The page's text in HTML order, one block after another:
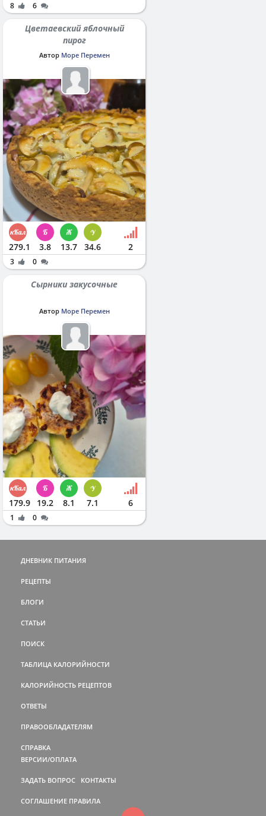
8 6
Цветаевский яблочный
пирог
Автор Море Перемен
279.1 3.8 13.7 34.6 2
3 0
Сырники закусочные
Автор Море Перемен
179.9 19.2 8.1 7.1 6
1 0
ДНЕВНИК ПИТАНИЯ
РЕЦЕПТЫ
БЛОГИ
СТАТЬИ
ПОИСК
ТАБЛИЦА КАЛОРИЙНОСТИ
КАЛОРИЙНОСТЬ РЕЦЕПТОВ
ОТВЕТЫ
ПРАВООБЛАДАТЕЛЯМ
СПРАВКА
ВЕРСИИ/ОПЛАТА
ЗАДАТЬ ВОПРОС КОНТАКТЫ
СОГЛАШЕНИЕ ПРАВИЛА